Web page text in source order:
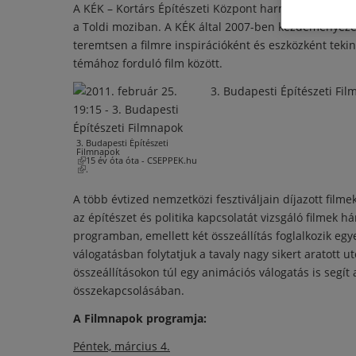
MOZI
Az
ZENE
Sokan
A 15
A KÉK – Kortárs Építészeti Központ harmadik
a Toldi moziban. A KÉK által 2007-ben
teremtsen a filmre inspirációként és eszközként
témához forduló film között.
3. Budapesti Építészeti
Filmnapok
(külső hivatkozás)
15 év óta óta - CSEPPEK.hu
(külső hivatkozás)
.
3. Budapesti Építészeti
A több évtized nemzetközi fesztiváljain díjazott
az építészet és politika kapcsolatát vizsgáló filmek
programban, emellett két összeállítás foglalkozik
válogatásban folytatjuk a tavaly nagy sikert aratott
összeállításokon túl egy animációs válogatás is
összekapcsolásában.
A Filmnapok programja:
Péntek, március 4.